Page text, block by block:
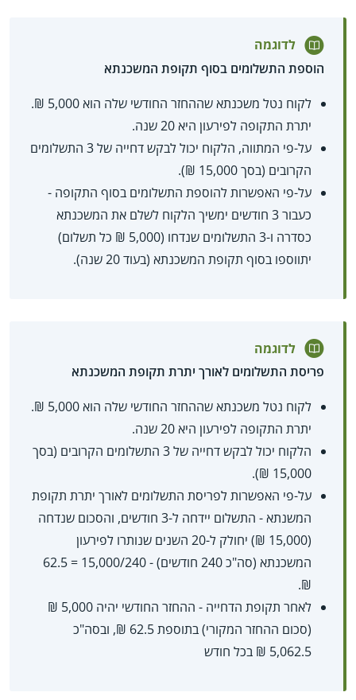
לדוגמה
הוספת התשלומים בסוף תקופת המשכנתא
לקוח נטל משכנתא שההחזר החודשי שלה הוא 5,000 ₪.
יתרת התקופה לפירעון היא 20 שנה.
על-פי המתווה, הלקוח יכול לבקש דחייה של 3 התשלומים
הקרובים (בסך 15,000 ₪).
על-פי האפשרות להוספת התשלומים בסוף התקופה -
כעבור 3 חודשים ימשיך הלקוח לשלם את המשכנתא
כסדרה ו-3 התשלומים שנדחו (5,000 ₪ כל תשלום)
יתווספו בסוף תקופת המשכנתא (בעוד 20 שנה).
לדוגמה
פריסת התשלומים לאורך יתרת תקופת המשכנתא
לקוח נטל משכנתא שההחזר החודשי שלה הוא 5,000 ₪.
יתרת התקופה לפירעון היא 20 שנה.
הלקוח יכול לבקש דחייה של 3 התשלומים הקרובים (בסך
15,000 ₪).
על-פי האפשרות לפריסת התשלומים לאורך יתרת תקופת
המשנתא - התשלום יידחה ל-3 חודשים, והסכום שנדחה
(15,000 ₪) יחולק ל-20 השנים שנותרו לפירעון
המשכנתא (סה"כ 240 חודשים) - 15,000/240 = 62.5
₪.
לאחר תקופת הדחייה - ההחזר החודשי יהיה 5,000 ₪
(סכום ההחזר המקורי) בתוספת 62.5 ₪, ובסה"כ
5,062.5 ₪ בכל חודש